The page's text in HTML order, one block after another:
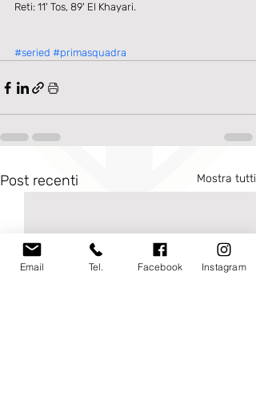
Reti: 11' Tos, 89' El Khayari.
#seried #primasquadra
Post recenti Mostra tutti
Email Tel. Facebook Instagram